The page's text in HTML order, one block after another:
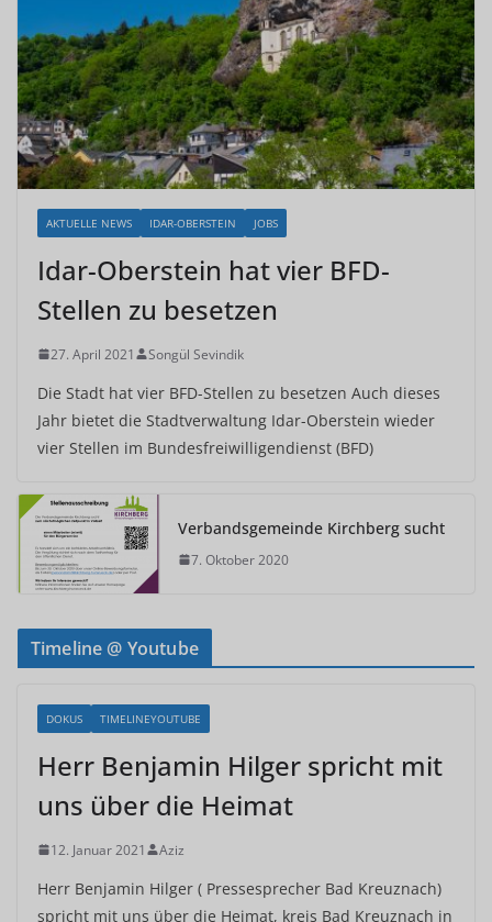
AKTUELLE NEWS IDAR-OBERSTEIN JOBS
Idar-Oberstein hat vier BFD-
Stellen zu besetzen
27. April 2021 Songül Sevindik
Die Stadt hat vier BFD-Stellen zu besetzen Auch dieses
Jahr bietet die Stadtverwaltung Idar-Oberstein wieder
vier Stellen im Bundesfreiwilligendienst (BFD)
Verbandsgemeinde Kirchberg sucht
7. Oktober 2020
Timeline @ Youtube
DOKUS TIMELINEYOUTUBE
Herr Benjamin Hilger spricht mit
uns über die Heimat
12. Januar 2021 Aziz
Herr Benjamin Hilger ( Pressesprecher Bad Kreuznach)
spricht mit uns über die Heimat, kreis Bad Kreuznach in